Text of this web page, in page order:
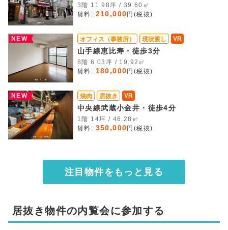
3階 11.98坪 / 39.60㎡
賃料: 210,000 円(税抜)
NEW オフィス（事務所） 現状渡し VR
山手線恵比寿・徒歩3分
8階 6.03坪 / 19.92㎡
賃料: 180,000 円(税抜)
NEW 焼肉 居抜き VR
中央線武蔵小金井・徒歩4分
1階 14坪 / 46.28㎡
賃料: 350,000 円(税抜)
注目物件をもっと見る
居抜き物件の内覧会に参加する